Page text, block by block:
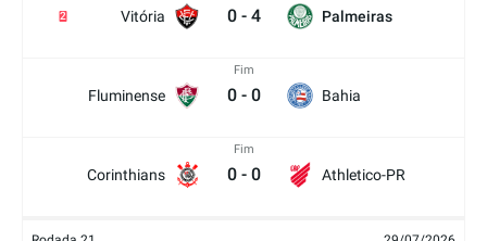
Vitória
2 0 - 4 Palmeiras
Fluminense
Fim
0 - 0 Bahia
Corinthians
Fim
0 - 0 Athletico-PR